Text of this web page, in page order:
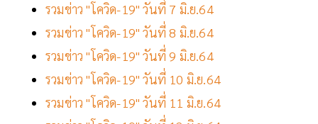
รวมข่าว "โควิด-19" วันที่ 7 มิ.ย.64
รวมข่าว "โควิด-19" วันที่ 8 มิ.ย.64
รวมข่าว "โควิด-19" วันที่ 9 มิ.ย.64
รวมข่าว "โควิด-19" วันที่ 10 มิ.ย.64
รวมข่าว "โควิด-19" วันที่ 11 มิ.ย.64